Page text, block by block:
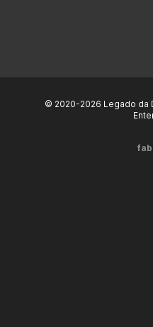
© 2020-2026 Legado da